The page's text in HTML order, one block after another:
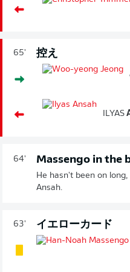
65' 控え
ILYAS
64' Massengo in the
He hasn't been on
Ansah.
63' イエローカード